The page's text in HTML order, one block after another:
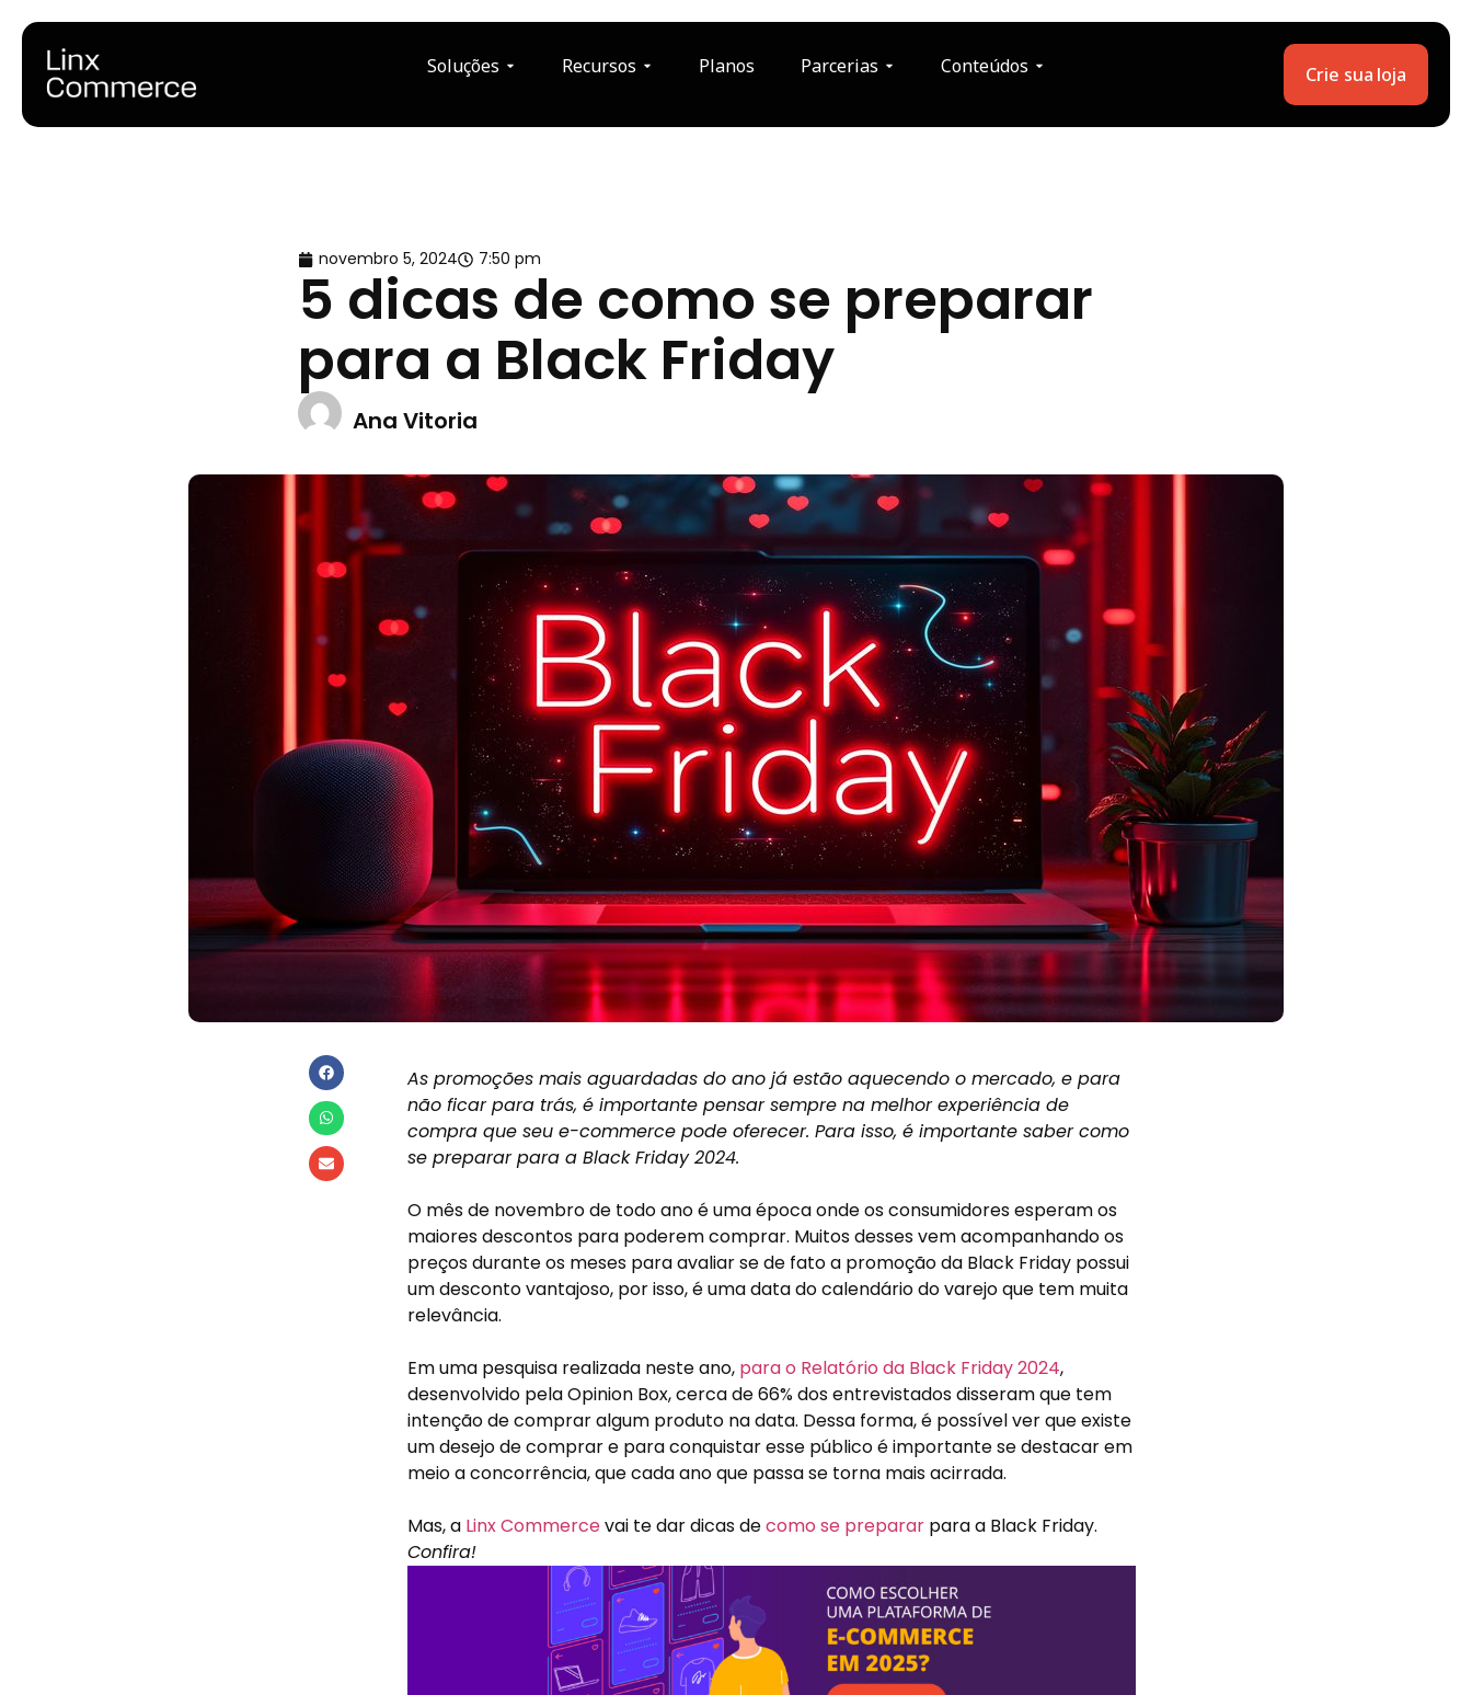
Soluções Recursos Planos Parcerias Conteúdos Crie sua loja
novembro 5, 2024 7:50 pm
5 dicas de como se preparar
para a Black Friday
Ana Vitoria
As promoções mais aguardadas do ano já estão aquecendo o mercado, e para
não ficar para trás, é importante pensar sempre na melhor experiência de
compra que seu e-commerce pode oferecer. Para isso, é importante saber como
se preparar para a Black Friday 2024.
O mês de novembro de todo ano é uma época onde os consumidores esperam os
maiores descontos para poderem comprar. Muitos desses vem acompanhando os
preços durante os meses para avaliar se de fato a promoção da Black Friday possui
um desconto vantajoso, por isso, é uma data do calendário do varejo que tem muita
relevância.
Em uma pesquisa realizada neste ano, para o Relatório da Black Friday 2024,
desenvolvido pela Opinion Box, cerca de 66% dos entrevistados disseram que tem
intenção de comprar algum produto na data. Dessa forma, é possível ver que existe
um desejo de comprar e para conquistar esse público é importante se destacar em
meio a concorrência, que cada ano que passa se torna mais acirrada.
Mas, a Linx Commercevai te dar dicas decomo se preparar para a Black Friday.
Confira!